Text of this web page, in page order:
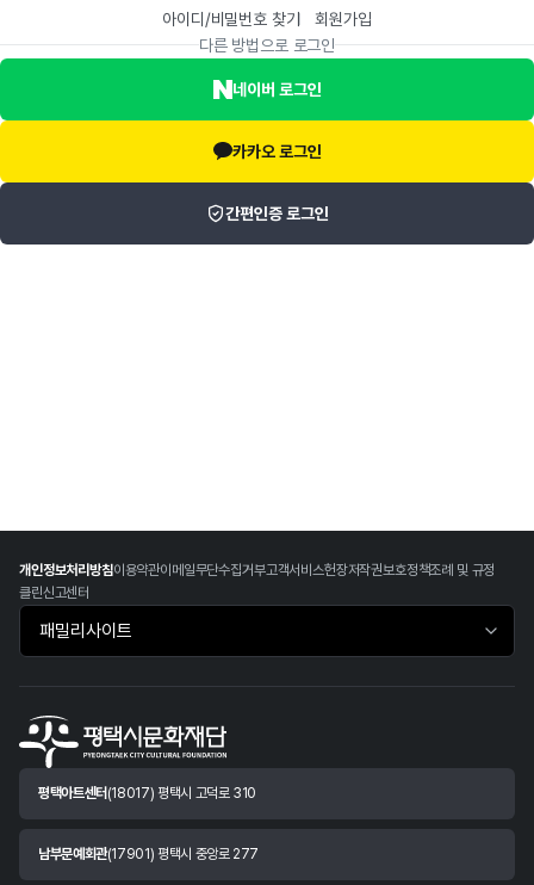
아이디/비밀번호 찾기
회원가입
다른 방법으로 로그인
네이버 로그인
카카오 로그인
간편인증 로그인
개인정보처리방침이용약관이메일무단수집거부고객서비스헌장저작권보호정책조례 및 규정
클린신고센터
패밀리사이트 바로가기
평택아트센터 (18017) 평택시 고덕로 310
남부문예회관(17901) 평택시 중앙로 277